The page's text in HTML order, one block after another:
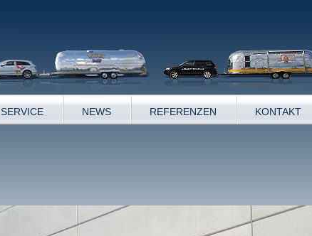
SERVICE NEWS REFERENZEN KONTAKT